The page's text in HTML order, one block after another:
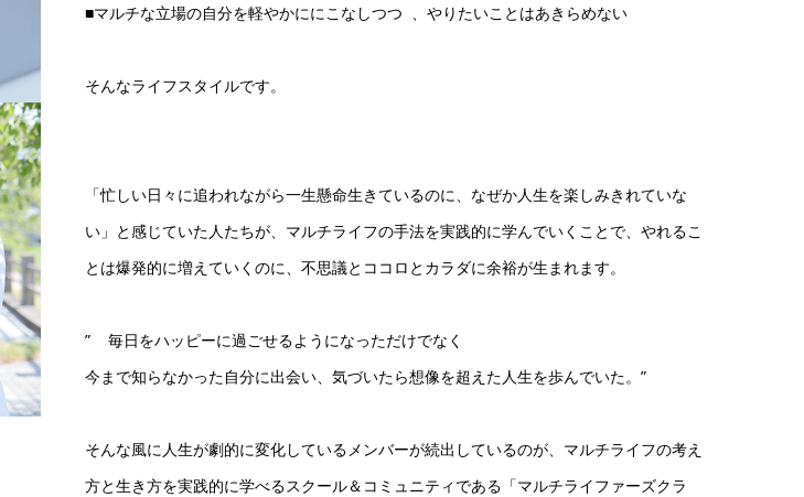
■マルチな立場の自分を軽やかににこなしつつ 、やりたいことはあきらめない
そんなライフスタイルです。
「忙しい日々に追われながら一生懸命生きているのに、なぜか人生を楽しみきれていな
い」と感じていた人たちが、マルチライフの手法を実践的に学んでいくことで、やれるこ
とは爆発的に増えていくのに、不思議とココロとカラダに余裕が生まれます。
” 毎日をハッピーに過ごせるようになっただけでなく
今まで知らなかった自分に出会い、気づいたら想像を超えた人生を歩んでいた。”
そんな風に人生が劇的に変化しているメンバーが続出しているのが、マルチライフの考え
方と生き方を実践的に学べるスクール＆コミュニティである「マルチライファーズクラ